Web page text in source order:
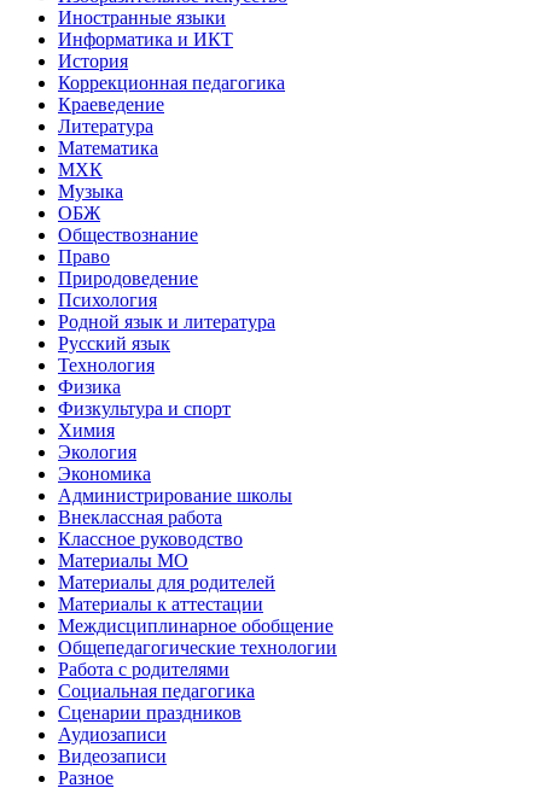
Иностранные языки
Информатика и ИКТ
История
Коррекционная педагогика
Краеведение
Литература
Математика
МХК
Музыка
ОБЖ
Обществознание
Право
Природоведение
Психология
Родной язык и литература
Русский язык
Технология
Физика
Физкультура и спорт
Химия
Экология
Экономика
Администрирование школы
Внеклассная работа
Классное руководство
Материалы МО
Материалы для родителей
Материалы к аттестации
Междисциплинарное обобщение
Общепедагогические технологии
Работа с родителями
Социальная педагогика
Сценарии праздников
Аудиозаписи
Видеозаписи
Разное